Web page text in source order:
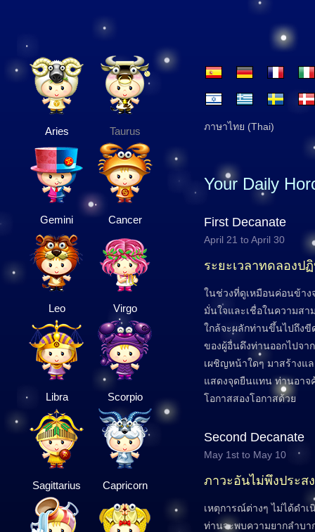
Aries Taurus
Gemini Cancer
Leo Virgo
Libra Scorpio
Sagittarius Capricorn
ภาษาไทย (Thai)
Your Daily
First Decanate
April 21 to April 30
ระยะเวลาทดลองป
ในช่วงที่ดูเหมือนค่อนข้าง
มั่นใจและเชื่อในความสา
ใกล้จะผลักท่านขึ้นไปถึงขี
ของผู้อื่นดึงท่านออกไปจา
เผชิญหน้าใดๆ มาสร้างแ
แสดงจุดยืนแทน ท่านอาจ
โอกาสสองโอกาสด้วย
Second Decanate
May 1st to May 10
ภาวะอันไม่พึงประส
เหตุการณ์ต่างๆ ไม่ได้ดำ
ท่านจะพบความยากลำบา